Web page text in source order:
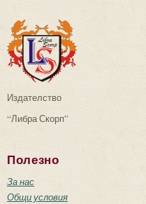
Издателство
“Либра Скорп”
Полезно
За нас
Общи условия